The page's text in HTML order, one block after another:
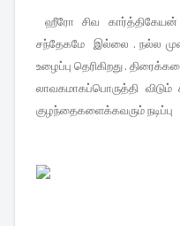
ஹீரோ சிவ
சந்தேகமே இல்லை . நல்ல
உழைப்பு தெரிகிறது .
லாவகமாகப்பொருத்தி
குழந்தைகளைக்கவரும் நடிப்பு